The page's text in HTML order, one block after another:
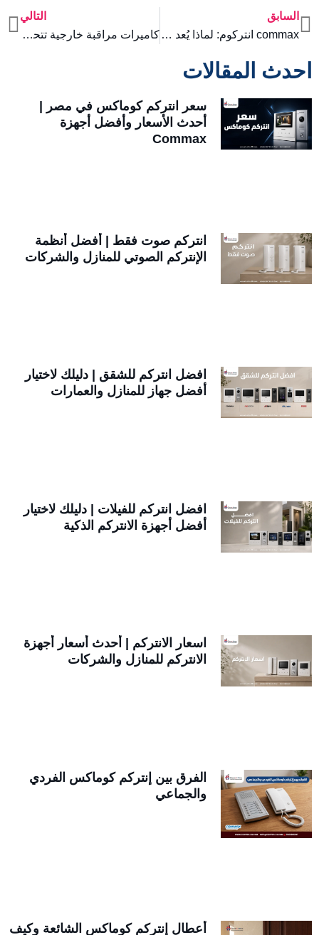
Prev
السابق
commax انتركوم: لماذا يُعد من أفضل أنظمة الإنتركم في مصر؟
التالي
كاميرات مراقبة خارجية تتحمل الظروف الصعبة
احدث المقالات
سعر انتركم كوماكس في مصر |
أحدث الأسعار وأفضل أجهزة
Commax
انتركم صوت فقط | أفضل أنظمة
الإنتركم الصوتي للمنازل والشركات
افضل انتركم للشقق | دليلك لاختيار
أفضل جهاز للمنازل والعمارات
افضل انتركم للفيلات | دليلك لاختيار
أفضل أجهزة الانتركم الذكية
اسعار الانتركم | أحدث أسعار أجهزة
الانتركم للمنازل والشركات
الفرق بين إنتركم كوماكس الفردي
والجماعي
أعطال إنتركم كوماكس الشائعة وكيف